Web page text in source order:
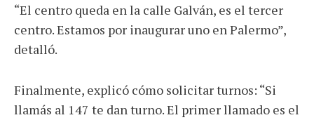
“El centro queda en la calle Galván, es el tercer
centro. Estamos por inaugurar uno en Palermo”,
detalló.
Finalmente, explicó cómo solicitar turnos: “Si
llamás al 147 te dan turno. El primer llamado es el